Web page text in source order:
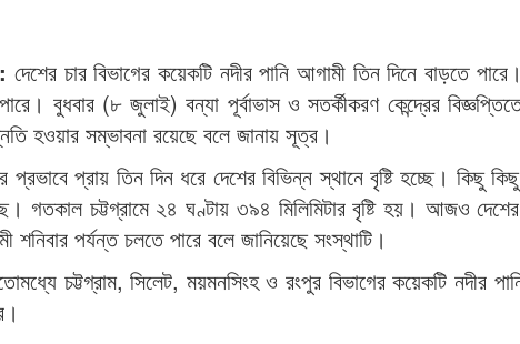
দেশের চার বিভাগের কয়েকটি নদীর পানি আগামী তিন দিনে বাড়তে
পারে। বুধবার (৮ জুলাই) বন্যা পূর্বাভাস ও সতর্কীকরণ কেন্দ্রের
হওয়ার সম্ভাবনা রয়েছে বলে জানায় সূত্র।
প্রভাবে প্রায় তিন দিন ধরে দেশের বিভিন্ন স্থানে বৃষ্টি হচ্ছে। কিছু
গতকাল চট্টগ্রামে ২৪ ঘণ্টায় ৩৯৪ মিলিমিটার বৃষ্টি হয়। আজও
শনিবার পর্যন্ত চলতে পারে বলে জানিয়েছে সংস্থাটি।
চট্টগ্রাম, সিলেট, ময়মনসিংহ ও রংপুর বিভাগের কয়েকটি নদীর